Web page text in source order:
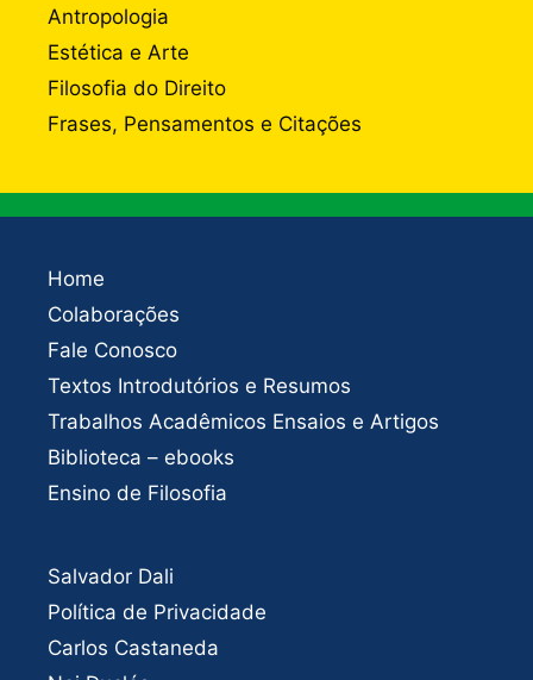
Antropologia
Estética e Arte
Filosofia do Direito
Frases, Pensamentos e Citações
Home
Colaborações
Fale Conosco
Textos Introdutórios e Resumos
Trabalhos Acadêmicos Ensaios e Artigos
Biblioteca – ebooks
Ensino de Filosofia
Salvador Dali
Política de Privacidade
Carlos Castaneda